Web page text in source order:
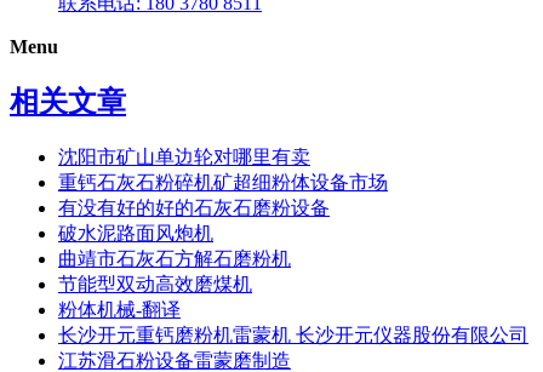
Menu
相关文章
沈阳市矿山单边轮对哪里有卖
重钙石灰石粉碎机矿超细粉体设备市场
有没有好的好的石灰石磨粉设备
破水泥路面风炮机
曲靖市石灰石方解石磨粉机
节能型双动高效磨煤机
粉体机械-翻译
长沙开元重钙磨粉机雷蒙机 长沙开元仪器股份有限公司
江苏滑石粉设备雷蒙磨制造